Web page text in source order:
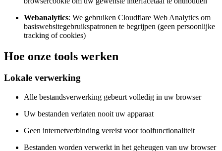
Webanalytics: We gebruiken Cloudflare Web Analytics om
basiswebsitegebruikspatronen te begrijpen (geen persoonlijke
tracking of cookies)
Hoe onze tools werken
Lokale verwerking
Alle bestandsverwerking gebeurt volledig in uw browser
Uw bestanden verlaten nooit uw apparaat
Geen internetverbinding vereist voor toolfunctionaliteit
Bestanden worden verwerkt in het geheugen van uw browser